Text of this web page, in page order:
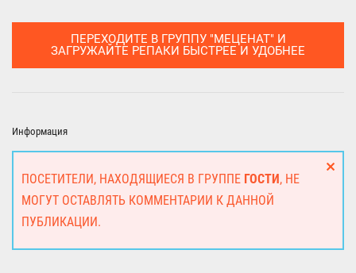
ПЕРЕХОДИТЕ В ГРУППУ "МЕЦЕНАТ" И
ЗАГРУЖАЙТЕ РЕПАКИ БЫСТРЕЕ И УДОБНЕЕ
Информация
ПОСЕТИТЕЛИ, НАХОДЯЩИЕСЯ В ГРУППЕ ГОСТИ, НЕ
МОГУТ ОСТАВЛЯТЬ КОММЕНТАРИИ К ДАННОЙ
ПУБЛИКАЦИИ.